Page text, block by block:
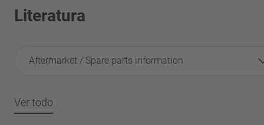
Literatura
Aftermarket / Spare parts information
Ver todo